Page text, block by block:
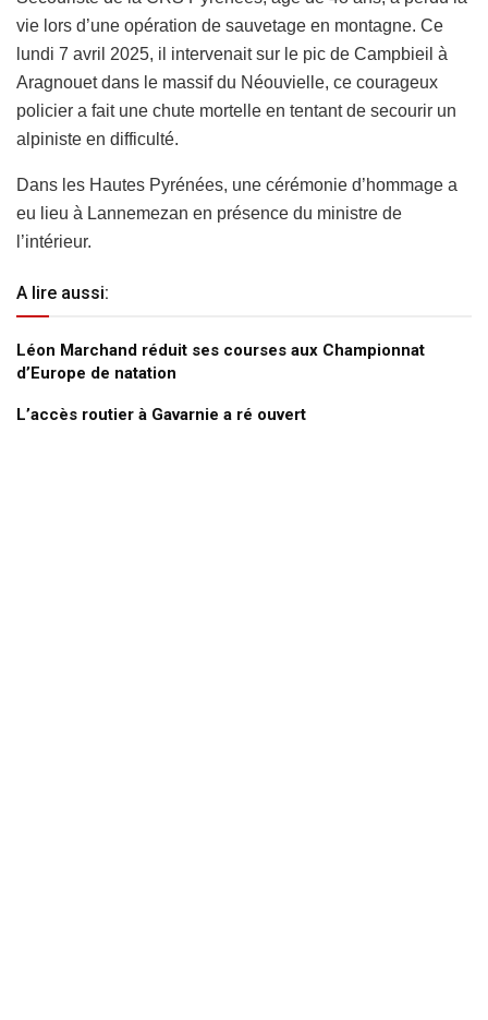
vie lors d’une opération de sauvetage en montagne. Ce
lundi 7 avril 2025, il intervenait sur le pic de Campbieil à
Aragnouet dans le massif du Néouvielle, ce courageux
policier a fait une chute mortelle en tentant de secourir un
alpiniste en difficulté.
Dans les Hautes Pyrénées, une cérémonie d’hommage a
eu lieu à Lannemezan en présence du ministre de
l’intérieur.
A lire aussi:
Léon Marchand réduit ses courses aux Championnat
d’Europe de natation
L’accès routier à Gavarnie a ré ouvert